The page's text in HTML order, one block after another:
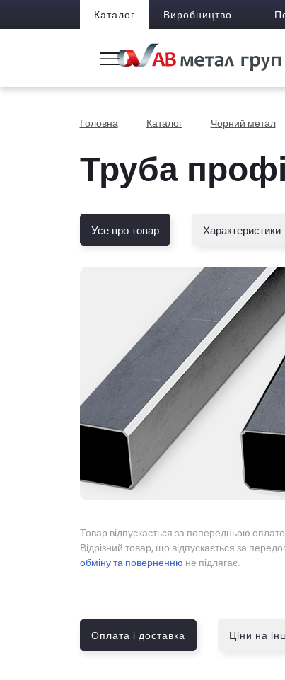
Каталог Виробництво
Головна Каталог Чорний метал
Труба
Усе про товар Характеристики
Товар відпускається за попередньою
Відрізний товар, що відпускається за
обміну та поверненню не підлягає.
Оплата і доставка Ціни на